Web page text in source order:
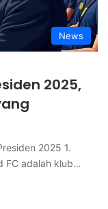
News
2025,
2025 1.
FC adalah klub…